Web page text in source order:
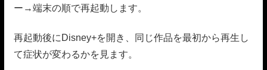
ー→端末の順で再起動します。
再起動後にDisney+を開き、同じ作品を最初から再生し
て症状が変わるかを見ます。